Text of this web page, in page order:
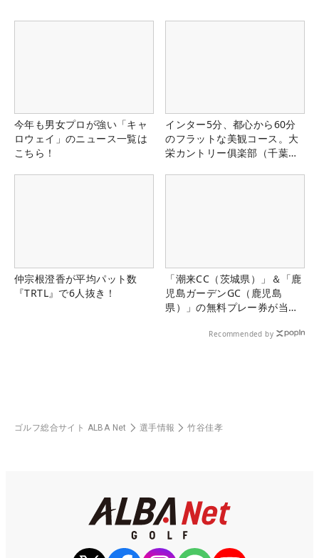
今年も男女プロが強い「キャ
ロウェイ」のニュース一覧は
こちら！
インター5分、都心から60分
のフラットな美観コース。大
栄カントリー俱楽部（千葉
仲宗根澄香が平均パット数
『TRTL』で6人抜き！
「潮来CC（茨城県）」＆「鹿
児島ガーデンGC（鹿児島
県）」の無料プレー券が当た
Recommended by
ゴルフ総合サイト ALBA Net 選手情報 竹谷佳孝